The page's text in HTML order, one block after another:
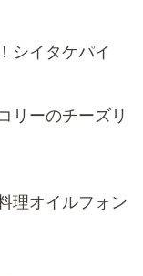
シイタケパイ
リーのチーズリ
理オイルフォン